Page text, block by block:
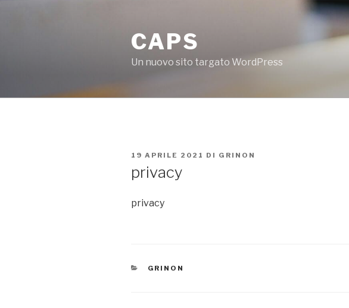
CAPS
Un nuovo sito targato WordPress
PUBBLICATO
19 APRILE 2021 DI GRINON
privacy
privacy
CATEGORIE
GRINON